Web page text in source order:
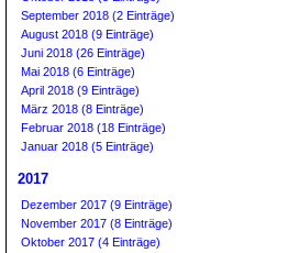
September 2018 (2 Einträge)
August 2018 (9 Einträge)
Juni 2018 (26 Einträge)
Mai 2018 (6 Einträge)
April 2018 (9 Einträge)
März 2018 (8 Einträge)
Februar 2018 (18 Einträge)
Januar 2018 (5 Einträge)
2017
Dezember 2017 (9 Einträge)
November 2017 (8 Einträge)
Oktober 2017 (4 Einträge)